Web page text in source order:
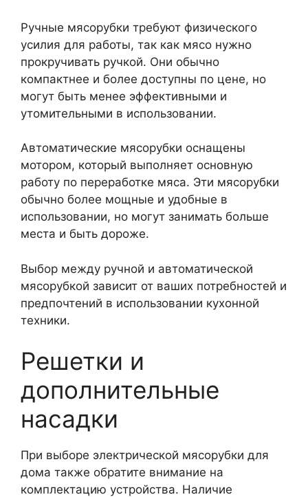
Ручные мясорубки требуют физического
усилия для работы, так как мясо нужно
прокручивать ручкой. Они обычно
компактнее и более доступны по цене, но
могут быть менее эффективными и
утомительными в использовании.
Автоматические мясорубки оснащены
мотором, который выполняет основную
работу по переработке мяса. Эти мясорубки
обычно более мощные и удобные в
использовании, но могут занимать больше
места и быть дороже.
Выбор между ручной и автоматической
мясорубкой зависит от ваших потребностей и
предпочтений в использовании кухонной
техники.
Решетки и
дополнительные
насадки
При выборе электрической мясорубки для
дома также обратите внимание на
комплектацию устройства. Наличие